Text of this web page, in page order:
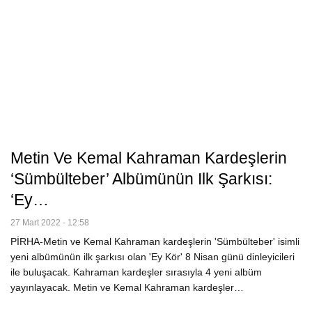
Metin Ve Kemal Kahraman Kardeşlerin
‘Sümbülteber’ Albümünün Ilk Şarkısı:
‘Ey…
27 Mart 2022 - 12:58
PİRHA-Metin ve Kemal Kahraman kardeşlerin 'Sümbülteber' isimli
yeni albümünün ilk şarkısı olan 'Ey Kör' 8 Nisan günü dinleyicileri
ile buluşacak. Kahraman kardeşler sırasıyla 4 yeni albüm
yayınlayacak. Metin ve Kemal Kahraman kardeşler…